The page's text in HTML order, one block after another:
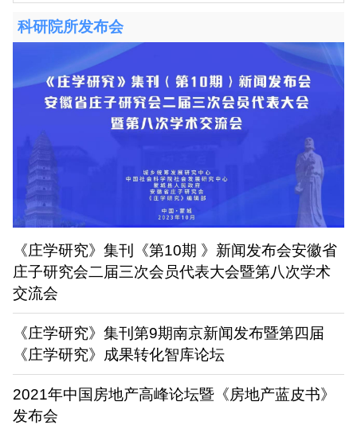
科研院所发布会
《庄学研究》集刊《第10期 》新闻发布会安徽省
庄子研究会二届三次会员代表大会暨第八次学术
交流会
《庄学研究》集刊第9期南京新闻发布暨第四届
《庄学研究》成果转化智库论坛
2021年中国房地产高峰论坛暨《房地产蓝皮书》
发布会